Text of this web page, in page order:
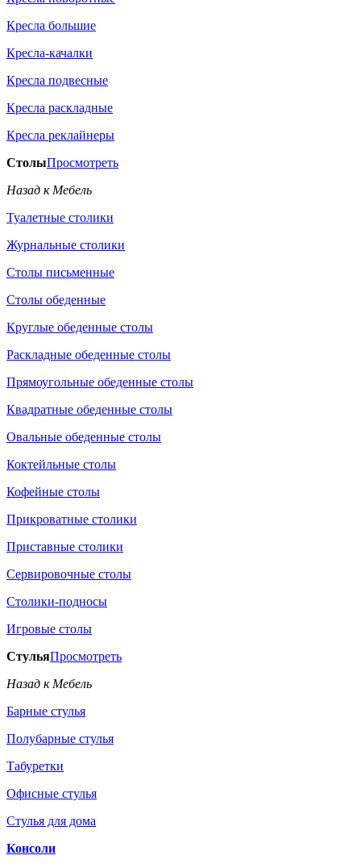
Кресла большие
Кресла-качалки
Кресла подвесные
Кресла раскладные
Кресла реклайнеры
СтолыПросмотреть
Назад к Мебель
Туалетные столики
Журнальные столики
Столы письменные
Столы обеденные
Круглые обеденные столы
Раскладные обеденные столы
Прямоугольные обеденные столы
Квадратные обеденные столы
Овальные обеденные столы
Коктейльные столы
Кофейные столы
Прикроватные столики
Приставные столики
Сервировочные столы
Столики-подносы
Игровые столы
СтульяПросмотреть
Назад к Мебель
Барные стулья
Полубарные стулья
Табуретки
Офисные стулья
Стулья для дома
Консоли